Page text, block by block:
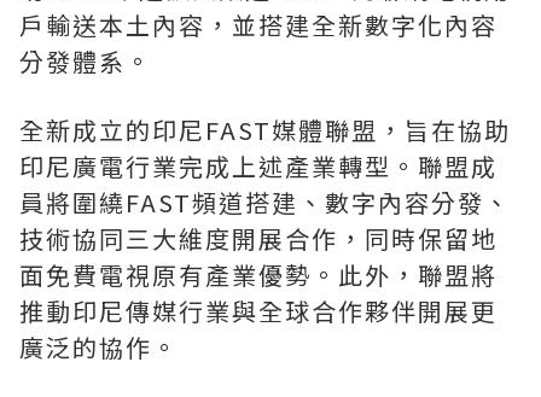
戶輸送本土內容，並搭建全新數字化內容
分發體系。
全新成立的印尼FAST媒體聯盟，旨在協助
印尼廣電行業完成上述產業轉型。聯盟成
員將圍繞FAST頻道搭建、數字內容分發、
技術協同三大維度開展合作，同時保留地
面免費電視原有產業優勢。此外，聯盟將
推動印尼傳媒行業與全球合作夥伴開展更
廣泛的協作。